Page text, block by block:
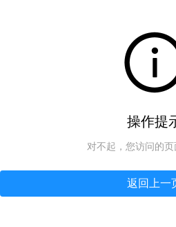
操作提
对不起，您访问的页
返回上一